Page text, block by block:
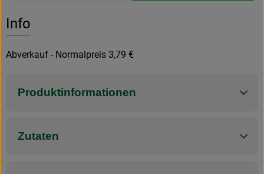
Info
Abverkauf - Normalpreis 3,79 €
Produktinformationen
Zutaten